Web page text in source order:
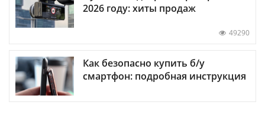
2026 году: хиты продаж
49290
Как безопасно купить б/у
смартфон: подробная инструкция